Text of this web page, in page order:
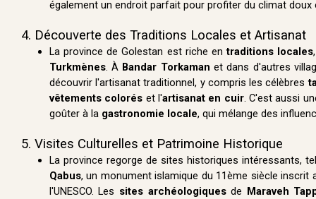
également un endroit parfait pour profiter du climat doux
4. Découverte des Traditions Locales et Artisanat
La province de Golestan est riche entraditions locales
Turkmènes. À Bandar Torkaman et dans d'autres
découvrir l'artisanat traditionnel, y compris les célèbres
vêtements colorés et l'artisanat en cuir. C'est aussi
goûter à la gastronomie locale, qui mélange des
5. Visites Culturelles et Patrimoine Historique
La province regorge de sites historiques intéressants,
Qabus, un monument islamique du 11ème siècle inscrit
l'UNESCO. Les sites archéologiquesde
Maraveh